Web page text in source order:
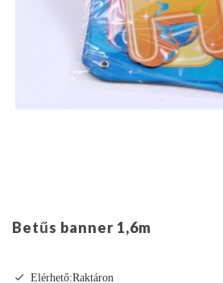
Betűs banner 1,6m
Elérhető:Raktáron